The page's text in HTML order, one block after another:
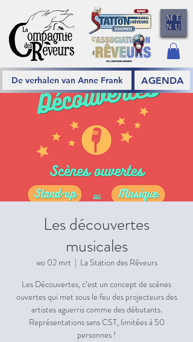
De verhalen van Anne Frank AGENDA
ME
NU
Les découvertes
musicales
wo 02 mrt
  |
La Station des Rêveurs
Les Découvertes, c’est un concept de scènes
ouvertes qui met sous le feu des projecteurs des
artistes aguerris comme des débutants.
Représentations sans CST, limitées à 50
personnes !